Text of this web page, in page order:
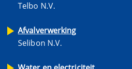
Telbo N.V.
Afvalverwerking
Selibon N.V.